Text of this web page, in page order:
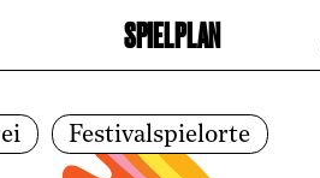
springen
SPIELPLAN
Festivalspielorte